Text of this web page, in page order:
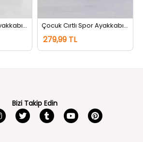
Çocuk Cırtlı Spor Ayakkabı Siyahbeyaz Çocuk Cırtlı Spor Ayakkabı Beyazsiyah
279,99 TL
Bizi Takip Edin